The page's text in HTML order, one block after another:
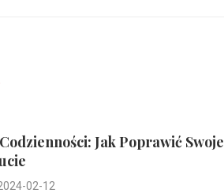
Jak Poprawić Swoje
02-12